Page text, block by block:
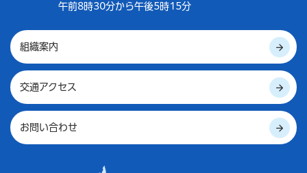
午前8時30分から午後5時15分
組織案内
交通アクセス
お問い合わせ